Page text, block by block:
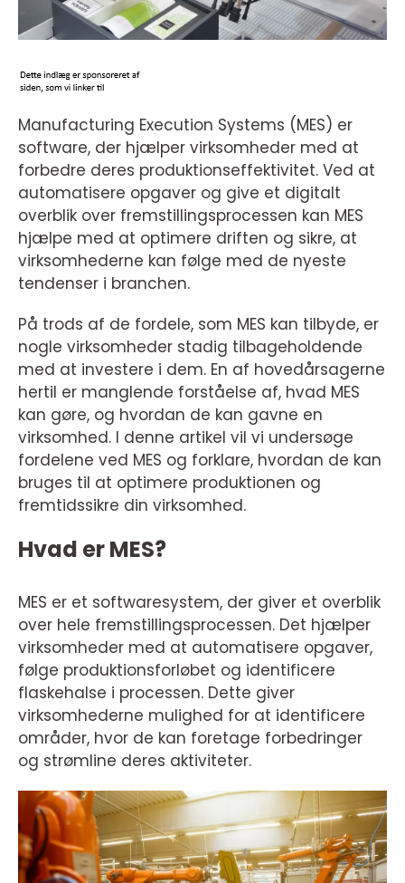
Manufacturing Execution Systems (MES) er
software, der hjælper virksomheder med at
forbedre deres produktionseffektivitet. Ved at
automatisere opgaver og give et digitalt
overblik over fremstillingsprocessen kan MES
hjælpe med at optimere driften og sikre, at
virksomhederne kan følge med de nyeste
tendenser i branchen.
På trods af de fordele, som MES kan tilbyde, er
nogle virksomheder stadig tilbageholdende
med at investere i dem. En af hovedårsagerne
hertil er manglende forståelse af, hvad MES
kan gøre, og hvordan de kan gavne en
virksomhed. I denne artikel vil vi undersøge
fordelene ved MES og forklare, hvordan de kan
bruges til at optimere produktionen og
fremtidssikre din virksomhed.
Hvad er MES?
MES er et softwaresystem, der giver et overblik
over hele fremstillingsprocessen. Det hjælper
virksomheder med at automatisere opgaver,
følge produktionsforløbet og identificere
flaskehalse i processen. Dette giver
virksomhederne mulighed for at identificere
områder, hvor de kan foretage forbedringer
og strømline deres aktiviteter.